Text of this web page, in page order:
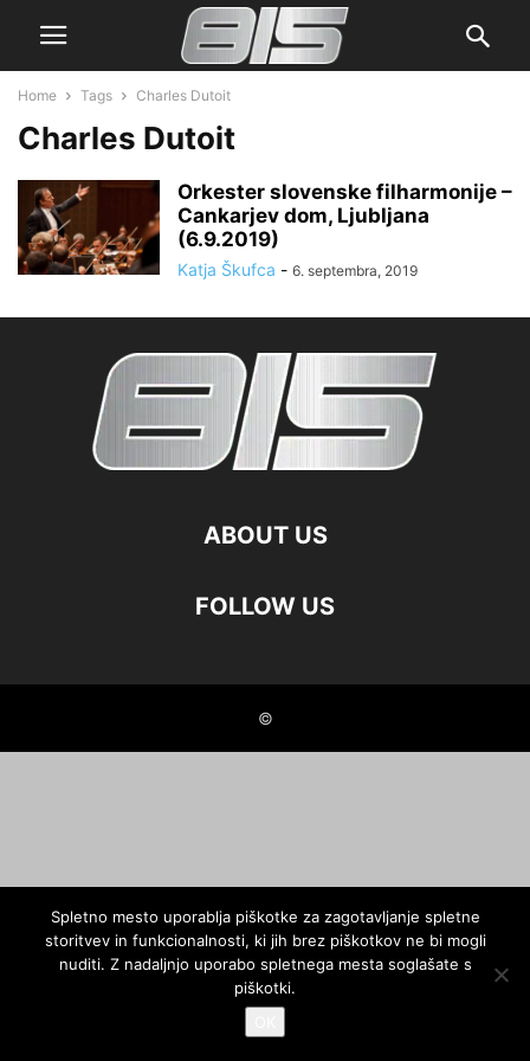
Home Tags Charles Dutoit
Charles Dutoit
Orkester slovenske filharmonije –
Cankarjev dom, Ljubljana
(6.9.2019)
Katja Škufca - 6. septembra, 2019
ABOUT US
FOLLOW US
©
Spletno mesto uporablja piškotke za zagotavljanje spletne
storitvev in funkcionalnosti, ki jih brez piškotkov ne bi mogli
nuditi. Z nadaljnjo uporabo spletnega mesta soglašate s
piškotki.